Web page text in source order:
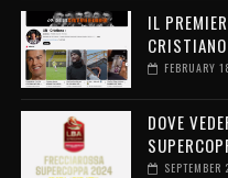
IL
FEBRUARY
DOVE